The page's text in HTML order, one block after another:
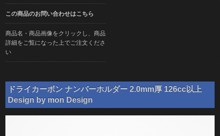
この商品のお問い合わせはこちら
商品名・商品画像をクリックし、商品
詳細をご覧になった上でご注文くださ
い
ドライカーボン ナンバーホルダー 2.0mm厚 126cc以上
Design by mon Design